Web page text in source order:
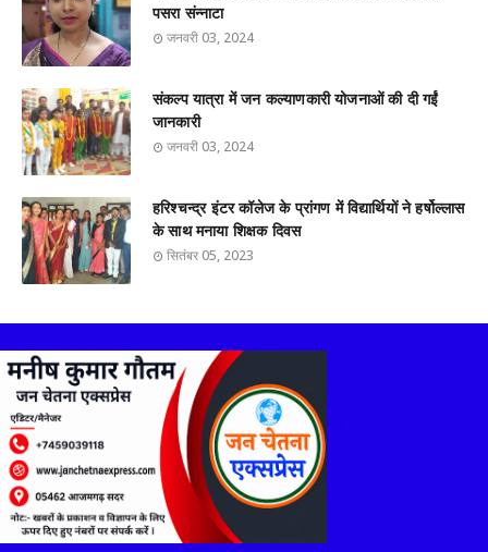
पसरा संन्नाटा
जनवरी 03, 2024
संकल्प यात्रा में जन कल्याणकारी योजनाओं की दी गईं
जानकारी
जनवरी 03, 2024
हरिश्चन्द्र इंटर कॉलेज के प्रांगण में विद्यार्थियों ने हर्षोल्लास
के साथ मनाया शिक्षक दिवस
सितंबर 05, 2023